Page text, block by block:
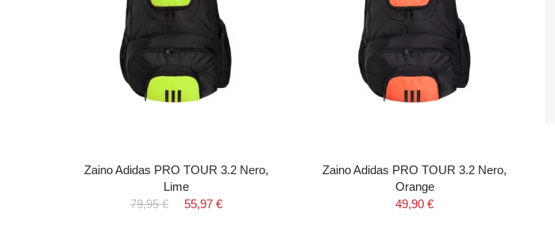
Zaino Adidas PRO TOUR 3.2 Nero,
Lime
79,95 €
55,97 €
Zaino Adidas PRO TOUR 3.2 Nero,
Orange
49,90 €